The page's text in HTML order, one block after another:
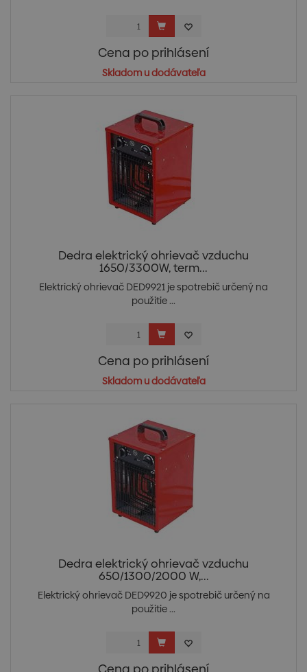
Cena po prihlásení
Skladom u dodávateľa
Dedra elektrický ohrievač vzduchu
1650/3300W, term...
Elektrický ohrievač DED9921 je spotrebič určený na
použitie ...
Cena po prihlásení
Skladom u dodávateľa
Dedra elektrický ohrievač vzduchu
650/1300/2000 W,...
Elektrický ohrievač DED9920 je spotrebič určený na
použitie ...